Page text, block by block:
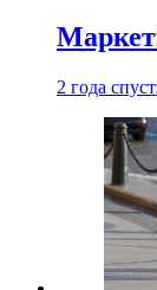
2 года